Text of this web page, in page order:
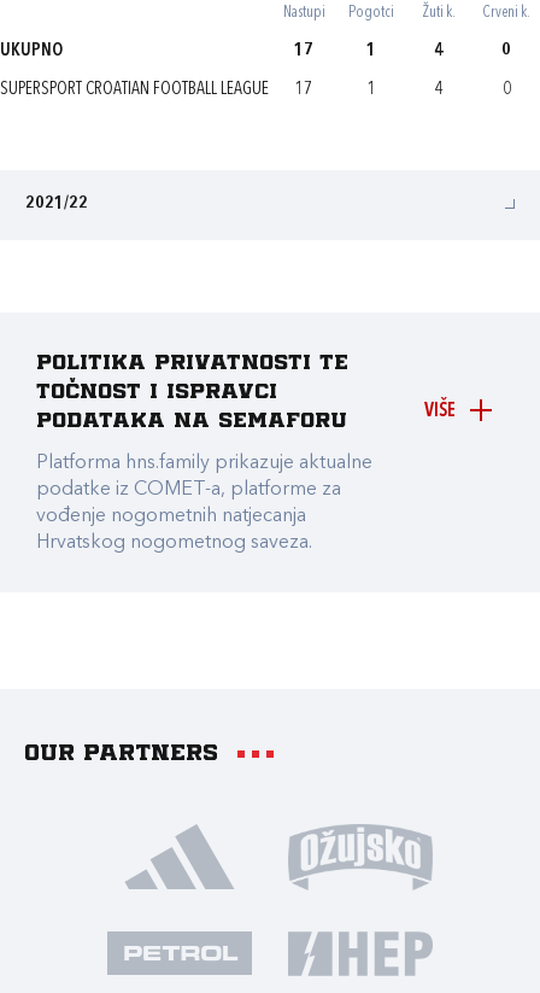
Nastupi Pogotci Žuti k. Crveni k.
UKUPNO 17 1 4 0
SUPERSPORT CROATIAN FOOTBALL LEAGUE 17 1 4 0
2021/22
VIŠE
Politika privatnosti te
točnost i ispravci
podataka na Semaforu
Platforma hns.family prikazuje aktualne
podatke iz COMET-a, platforme za
vođenje nogometnih natjecanja
Hrvatskog nogometnog saveza.
Our partners